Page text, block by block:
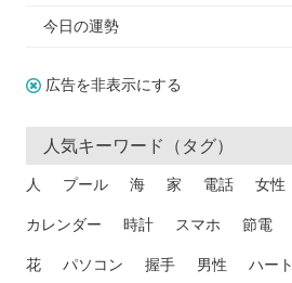
今日の運勢
広告を非表示にする
人気キーワード（タグ）
人 プール 海 家 電話 女性
カレンダー 時計 スマホ 節電
花 パソコン 握手 男性 ハート